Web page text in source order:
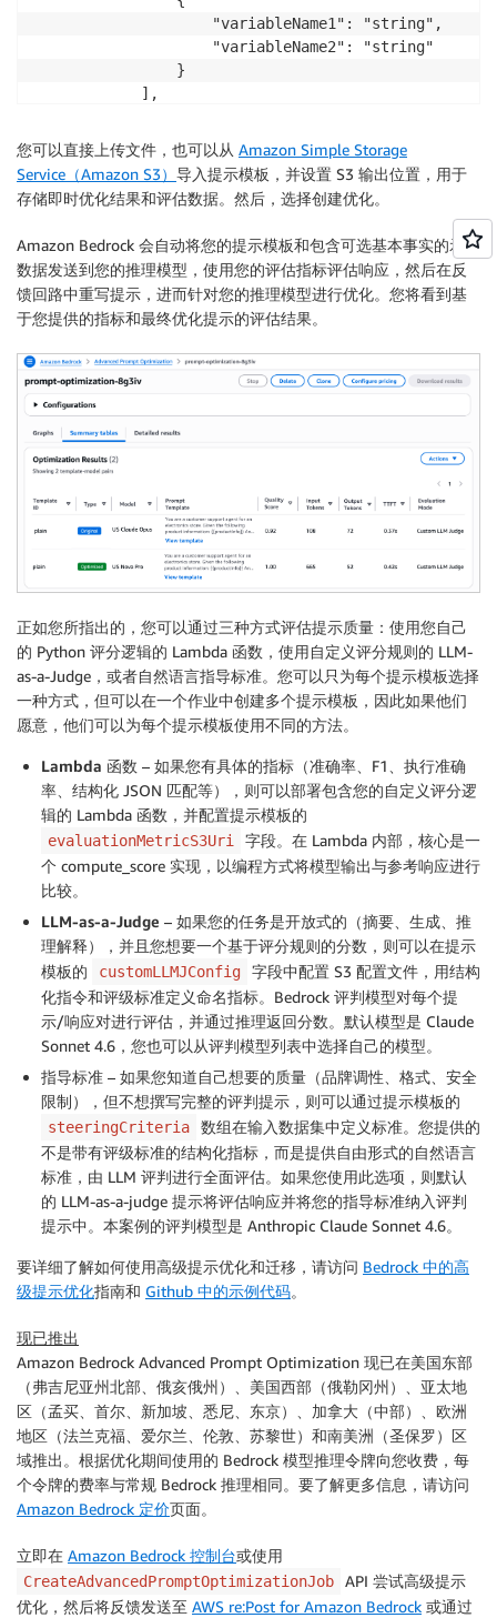
                    "variableName1": "string",
                    "variableName2": "string"
                }
            ],
"inputVariablesMultimodal": [      //
                {
"Arbitrary_Name": {            //
"type": "string",          //
"s3Uri": "string"          //
                }
            ]
        }
    ]
}
您可以直接上传文件，也可以从 Amazon Simple Storage
Service（Amazon S3） 导入提示模板，并设置 S3 输出位置，用于
存储即时优化结果和评估数据。然后，选择创建优化。
Amazon Bedrock 会自动将您的提示模板和包含可选基本事实的示例
数据发送到您的推理模型，使用您的评估指标评估响应，然后在反
馈回路中重写提示，进而针对您的推理模型进行优化。您将看到基
于您提供的指标和最终优化提示的评估结果。
正如您所指出的，您可以通过三种方式评估提示质量：使用您自己
的 Python 评分逻辑的 Lambda 函数，使用自定义评分规则的 LLM-
as-a-Judge，或者自然语言指导标准。您可以只为每个提示模板选择
一种方式，但可以在一个作业中创建多个提示模板，因此如果他们
愿意，他们可以为每个提示模板使用不同的方法。
Lambda 函数 – 如果您有具体的指标（准确率、F1、执行准确
率、结构化 JSON 匹配等），则可以部署包含您的自定义评分逻
辑的 Lambda 函数，并配置提示模板的
evaluationMetricS3Uri
字段。在 Lambda 内部，核心是一
个 compute_score 实现，以编程方式将模型输出与参考响应进行
比较。
LLM-as-a-Judge – 如果您的任务是开放式的（摘要、生成、推
理解释），并且您想要一个基于评分规则的分数，则可以在提示
模板的
customLLMJConfig
字段中配置 S3 配置文件，用结构
化指令和评级标准定义命名指标。Bedrock 评判模型对每个提
示/响应对进行评估，并通过推理返回分数。默认模型是 Claude
Sonnet 4.6，您也可以从评判模型列表中选择自己的模型。
指导标准 – 如果您知道自己想要的质量（品牌调性、格式、安全
限制），但不想撰写完整的评判提示，则可以通过提示模板的
steeringCriteria
数组在输入数据集中定义标准。您提供的
不是带有评级标准的结构化指标，而是提供自由形式的自然语言
标准，由 LLM 评判进行全面评估。如果您使用此选项，则默认
的 LLM-as-a-judge 提示将评估响应并将您的指导标准纳入评判
提示中。本案例的评判模型是 Anthropic Claude Sonnet 4.6。
要详细了解如何使用高级提示优化和迁移，请访问 Bedrock 中的高
级提示优化指南和 Github 中的示例代码。
现已推出
Amazon Bedrock Advanced Prompt Optimization 现已在美国东部
（弗吉尼亚州北部、俄亥俄州）、美国西部（俄勒冈州）、亚太地
区（孟买、首尔、新加坡、悉尼、东京）、加拿大（中部）、欧洲
地区（法兰克福、爱尔兰、伦敦、苏黎世）和南美洲（圣保罗）区
域推出。根据优化期间使用的 Bedrock 模型推理令牌向您收费，每
个令牌的费率与常规 Bedrock 推理相同。要了解更多信息，请访问
Amazon Bedrock 定价页面。
立即在 Amazon Bedrock 控制台或使用
CreateAdvancedPromptOptimizationJob
API 尝试高级提示
优化，然后将反馈发送至 AWS re:Post for Amazon Bedrock 或通过